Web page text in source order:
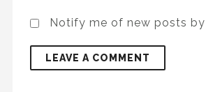
Notify me of new posts by